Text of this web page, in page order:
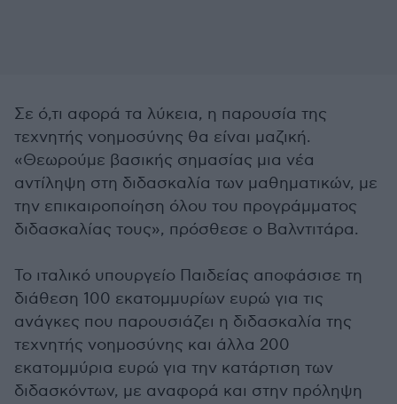
Σε ό,τι αφορά τα λύκεια, η παρουσία της
τεχνητής νοημοσύνης θα είναι μαζική.
«Θεωρούμε βασικής σημασίας μια νέα
αντίληψη στη διδασκαλία των μαθηματικών, με
την επικαιροποίηση όλου του προγράμματος
διδασκαλίας τους», πρόσθεσε ο Βαλντιτάρα.
Το ιταλικό υπουργείο Παιδείας αποφάσισε τη
διάθεση 100 εκατομμυρίων ευρώ για τις
ανάγκες που παρουσιάζει η διδασκαλία της
τεχνητής νοημοσύνης και άλλα 200
εκατομμύρια ευρώ για την κατάρτιση των
διδασκόντων, με αναφορά και στην πρόληψη